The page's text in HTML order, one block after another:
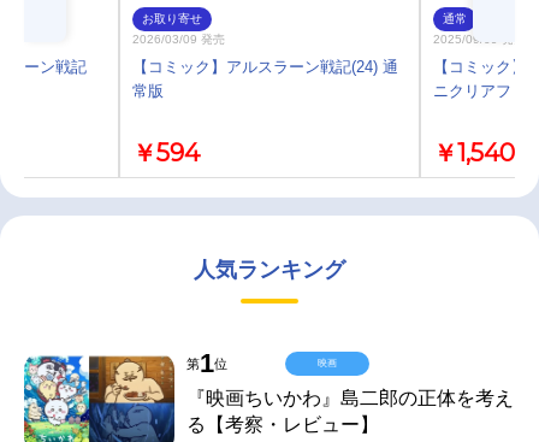
ラーン戦記
お取り寄せ
2026/03/09 発売
【コミック】アルスラーン戦記(24) 通
常版
￥594
通常
2025/09/09 発売
【コミック】
ニクリアファ
￥1,540
人気ランキング
第1位
『映画ちいかわ』島二郎の正体を考え
る【考察・レビュー】
映画